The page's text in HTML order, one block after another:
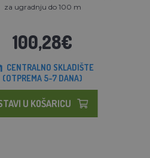
za ugradnju do 100 m
100,28€
CENTRALNO SKLADIŠTE
(OTPREMA 5-7 DANA)
U KOŠARICU